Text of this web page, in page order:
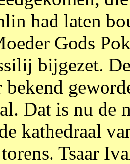
had laten
Gods
bijgezet.
bekend
Dat is nu de
kathedraal
Tsaar